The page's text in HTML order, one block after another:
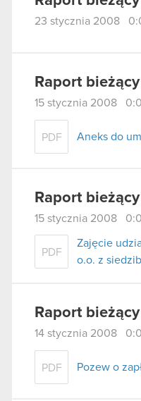
23 stycznia 2008
Raport
15 stycznia 2008
PDF Aneks do
Raport
15 stycznia 2008
PDF
Zajęcie
o.o. z
Raport
14 stycznia 2008
PDF Pozew o